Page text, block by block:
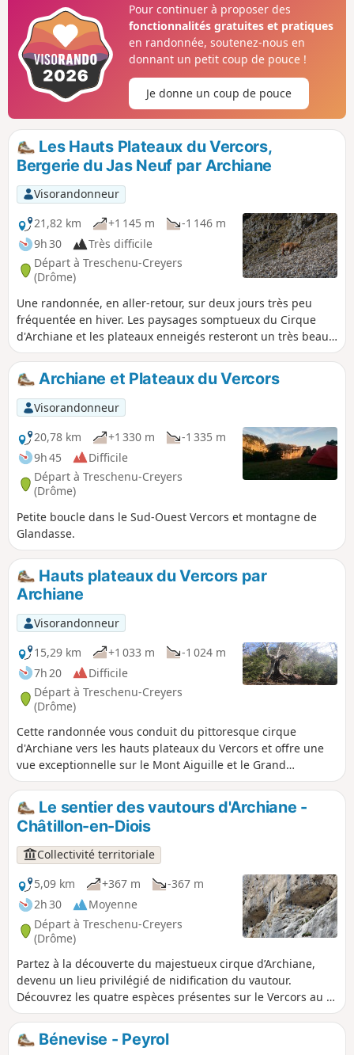
Pour continuer à proposer des
fonctionnalités gratuites et pratiques
en randonnée, soutenez-nous en
donnant un petit coup de pouce !
Je donne un coup de pouce
Les Hauts Plateaux du Vercors,
Bergerie du Jas Neuf par Archiane
Visorandonneur
21,82 km
+1 145 m
-1 146 m
9h 30
Très difficile
Départ à Treschenu-Creyers
(Drôme)
Une randonnée, en aller-retour, sur deux jours très peu
fréquentée en hiver. Les paysages somptueux du Cirque
d'Archiane et les plateaux enneigés resteront un très beau
souvenir.
Archiane et Plateaux du Vercors
Visorandonneur
20,78 km
+1 330 m
-1 335 m
9h 45
Difficile
Départ à Treschenu-Creyers
(Drôme)
Petite boucle dans le Sud-Ouest Vercors et montagne de
Glandasse.
Hauts plateaux du Vercors par
Archiane
Visorandonneur
15,29 km
+1 033 m
-1 024 m
7h 20
Difficile
Départ à Treschenu-Creyers
(Drôme)
Cette randonnée vous conduit du pittoresque cirque
d'Archiane vers les hauts plateaux du Vercors et offre une
vue exceptionnelle sur le Mont Aiguille et le Grand
Veymont.
Le sentier des vautours d'Archiane -
Châtillon-en-Diois
Collectivité territoriale
5,09 km
+367 m
-367 m
2h 30
Moyenne
Départ à Treschenu-Creyers
(Drôme)
Partez à la découverte du majestueux cirque d’Archiane,
devenu un lieu privilégié de nidification du vautour.
Découvrez les quatre espèces présentes sur le Vercors au fil
des panneaux explicatifs et des points d’observation. Au
détour du sentier, vous apercevrez peut être aussi des
bouquetins.
Bénevise - Peyrol